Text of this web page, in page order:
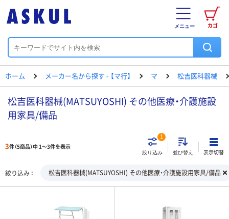
カゴ
メニュー
ホーム メーカー名から探す - 【マ行】 マ 松吉医科器械
松吉医科器械(MATSUYOSHI) その他医療・介護施設
用家具/備品
3件（5商品）中 1～3件を表示
絞り込み
1
並び替え 表示切替
絞り込み 松吉医科器械(MATSUYOSHI) その他医療・介護施設用家具/備品